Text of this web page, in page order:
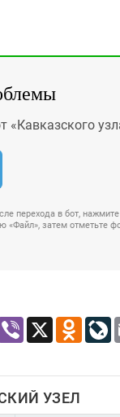
перехода в бот,
затем отметьте
Viber X
УЗЕЛ